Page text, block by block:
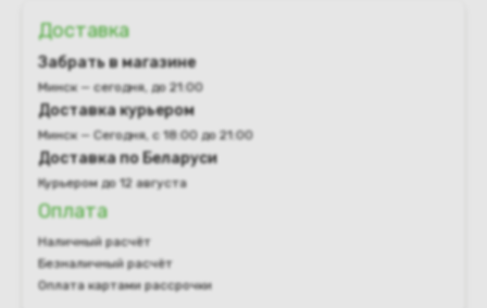
Доставка
Забрать в магазине
Минск — сегодня, до 21:00
Доставка курьером
Минск — Сегодня, с 18:00 до 21:00
Доставка по Беларуси
Курьером до 12 августа
Оплата
Наличный расчёт
Безналичный расчёт
Оплата картами рассрочки